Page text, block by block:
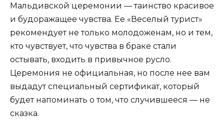
Мальдивской церемонии — таинство красивое
и будоражащее чувства. Ее «Веселый турист»
рекомендует не только молодоженам, но и тем,
кто чувствует, что чувства в браке стали
остывать, входить в привычное русло.
Церемония не официальная, но после нее вам
выдадут специальный сертификат, который
будет напоминать о том, что случившееся — не
сказка.